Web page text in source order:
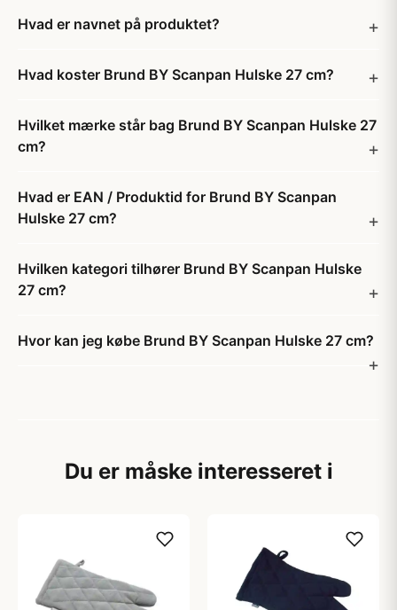
Hvad er navnet på produktet?
Hvad koster Brund BY Scanpan Hulske 27 cm?
Hvilket mærke står bag Brund BY Scanpan Hulske 27
cm?
Hvad er EAN / Produktid for Brund BY Scanpan
Hulske 27 cm?
Hvilken kategori tilhører Brund BY Scanpan Hulske
27 cm?
Hvor kan jeg købe Brund BY Scanpan Hulske 27 cm?
Du er måske interesseret i